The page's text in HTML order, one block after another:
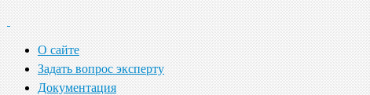
О сайте
Задать вопрос эксперту
Документация